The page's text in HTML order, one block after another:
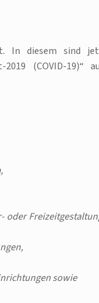
In diesem sind
(COVID-19)“
oder
sowie